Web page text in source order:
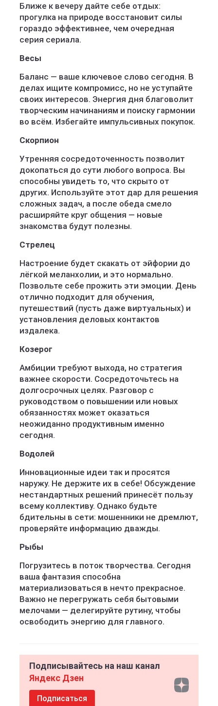
Ближе к вечеру дайте себе отдых:
прогулка на природе восстановит силы
гораздо эффективнее, чем очередная
серия сериала.
Весы
Баланс — ваше ключевое слово сегодня. В
делах ищите компромисс, но не уступайте
своих интересов. Энергия дня благоволит
творческим начинаниям и поиску гармонии
во всём. Избегайте импульсивных покупок.
Скорпион
Утренняя сосредоточенность позволит
докопаться до сути любого вопроса. Вы
способны увидеть то, что скрыто от
других. Используйте этот дар для решения
сложных задач, а после обеда смело
расширяйте круг общения — новые
знакомства будут полезны.
Стрелец
Настроение будет скакать от эйфории до
лёгкой меланхолии, и это нормально.
Позвольте себе прожить эти эмоции. День
отлично подходит для обучения,
путешествий (пусть даже виртуальных) и
установления деловых контактов
издалека.
Козерог
Амбиции требуют выхода, но стратегия
важнее скорости. Сосредоточьтесь на
долгосрочных целях. Разговор с
руководством о повышении или новых
обязанностях может оказаться
неожиданно продуктивным именно
сегодня.
Водолей
Инновационные идеи так и просятся
наружу. Не держите их в себе! Обсуждение
нестандартных решений принесёт пользу
всему коллективу. Однако будьте
бдительны в сети: мошенники не дремлют,
проверяйте информацию дважды.
Рыбы
Погрузитесь в поток творчества. Сегодня
ваша фантазия способна
материализоваться в нечто прекрасное.
Важно не перегружать себя бытовыми
мелочами — делегируйте рутину, чтобы
освободить энергию для главного.
Подписывайтесь на наш канал
Яндекс Дзен
Подписаться